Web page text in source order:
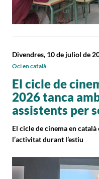
El cicle de
2026 tanca
assistents per
El cicle de cinema en
l’activitat durant l’estiu
Divendres, 10 de juliol de
Oci en català